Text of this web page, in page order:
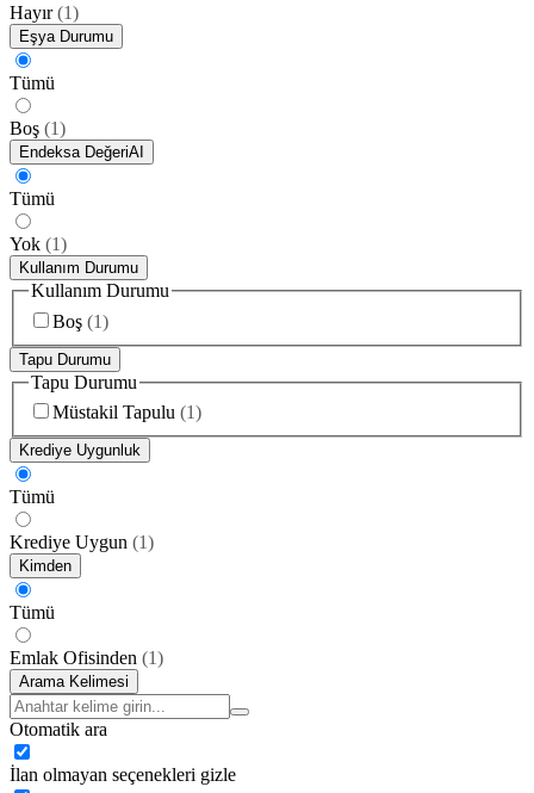
Hayır (1)
Eşya Durumu
Tümü
Boş (1)
Endeksa DeğeriAI
Tümü
Yok (1)
Kullanım Durumu
Kullanım Durumu
Boş (1)
Tapu Durumu
Tapu Durumu
Müstakil Tapulu (1)
Krediye Uygunluk
Tümü
Krediye Uygun (1)
Kimden
Tümü
Emlak Ofisinden (1)
Arama Kelimesi
Otomatik ara
İlan olmayan seçenekleri gizle